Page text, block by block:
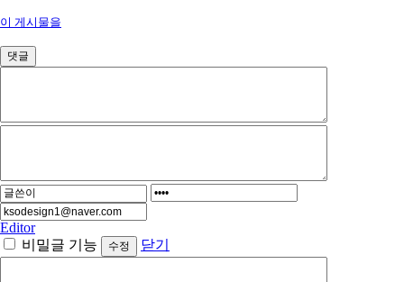
이 게시물을
댓글
Editor
비밀글 기능
닫기